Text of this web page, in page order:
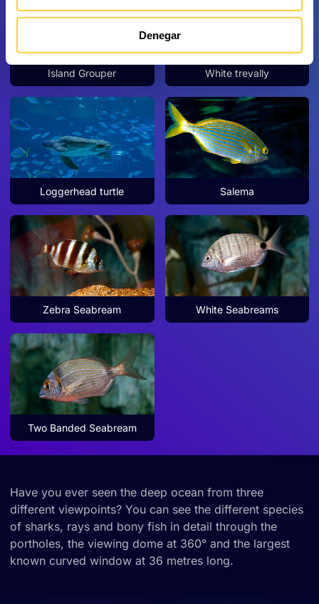
Denegar
Island Grouper White trevally
Loggerhead turtle Salema
Zebra Seabream White Seabreams
Two Banded Seabream
Have you ever seen the deep ocean from three
different viewpoints? You can see the different species
of sharks, rays and bony fish in detail through the
portholes, the viewing dome at 360° and the largest
known curved window at 36 metres long.